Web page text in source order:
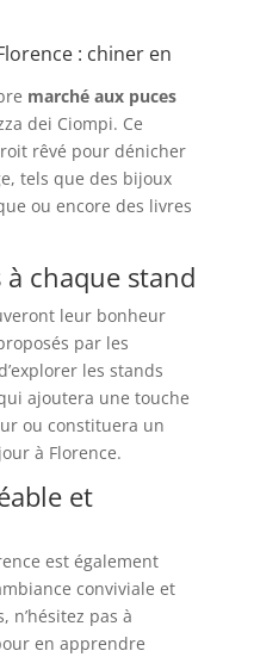
: chiner en
marché aux puces
dei Ciompi. Ce
rêvé pour dénicher
tels que des bijoux
ou encore des livres
à chaque stand
leur bonheur
par les
les stands
ajoutera une touche
ou constituera un
à Florence.
et
est également
conviviale et
n’hésitez pas à
en apprendre